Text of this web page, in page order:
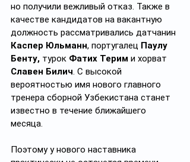
но получили вежливый отказ. Также в
качестве кандидатов на вакантную
должность рассматривались датчанин
Каспер Юльманн, португалец Паулу
Бенту, турок Фатих Терим и хорват
Славен Билич. С высокой
вероятностью имя нового главного
тренера сборной Узбекистана станет
известно в течение ближайшего
месяца.
Поэтому у нового наставника